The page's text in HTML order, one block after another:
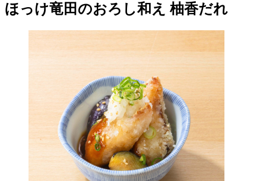
ほっけ竜田のおろし和え 柚香だれ